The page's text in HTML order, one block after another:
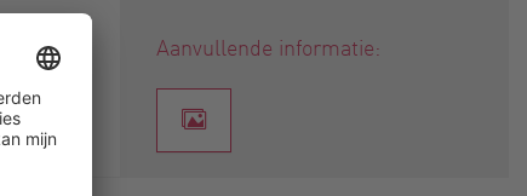
Aanvullende informatie: